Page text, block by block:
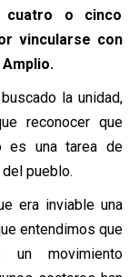
o cinco
vincularse con
la unidad,
reconocer que
es una tarea de
pueblo.
era inviable una
entendimos que
movimiento